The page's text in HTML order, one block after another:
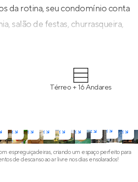
da rotina, seu condomínio conta
salão de festas, churrasqueira,
Térreo + 16 Andares
espreguiçadeiras, criando um espaço perfeito para
de descanso ao ar livre nos dias ensolarados!